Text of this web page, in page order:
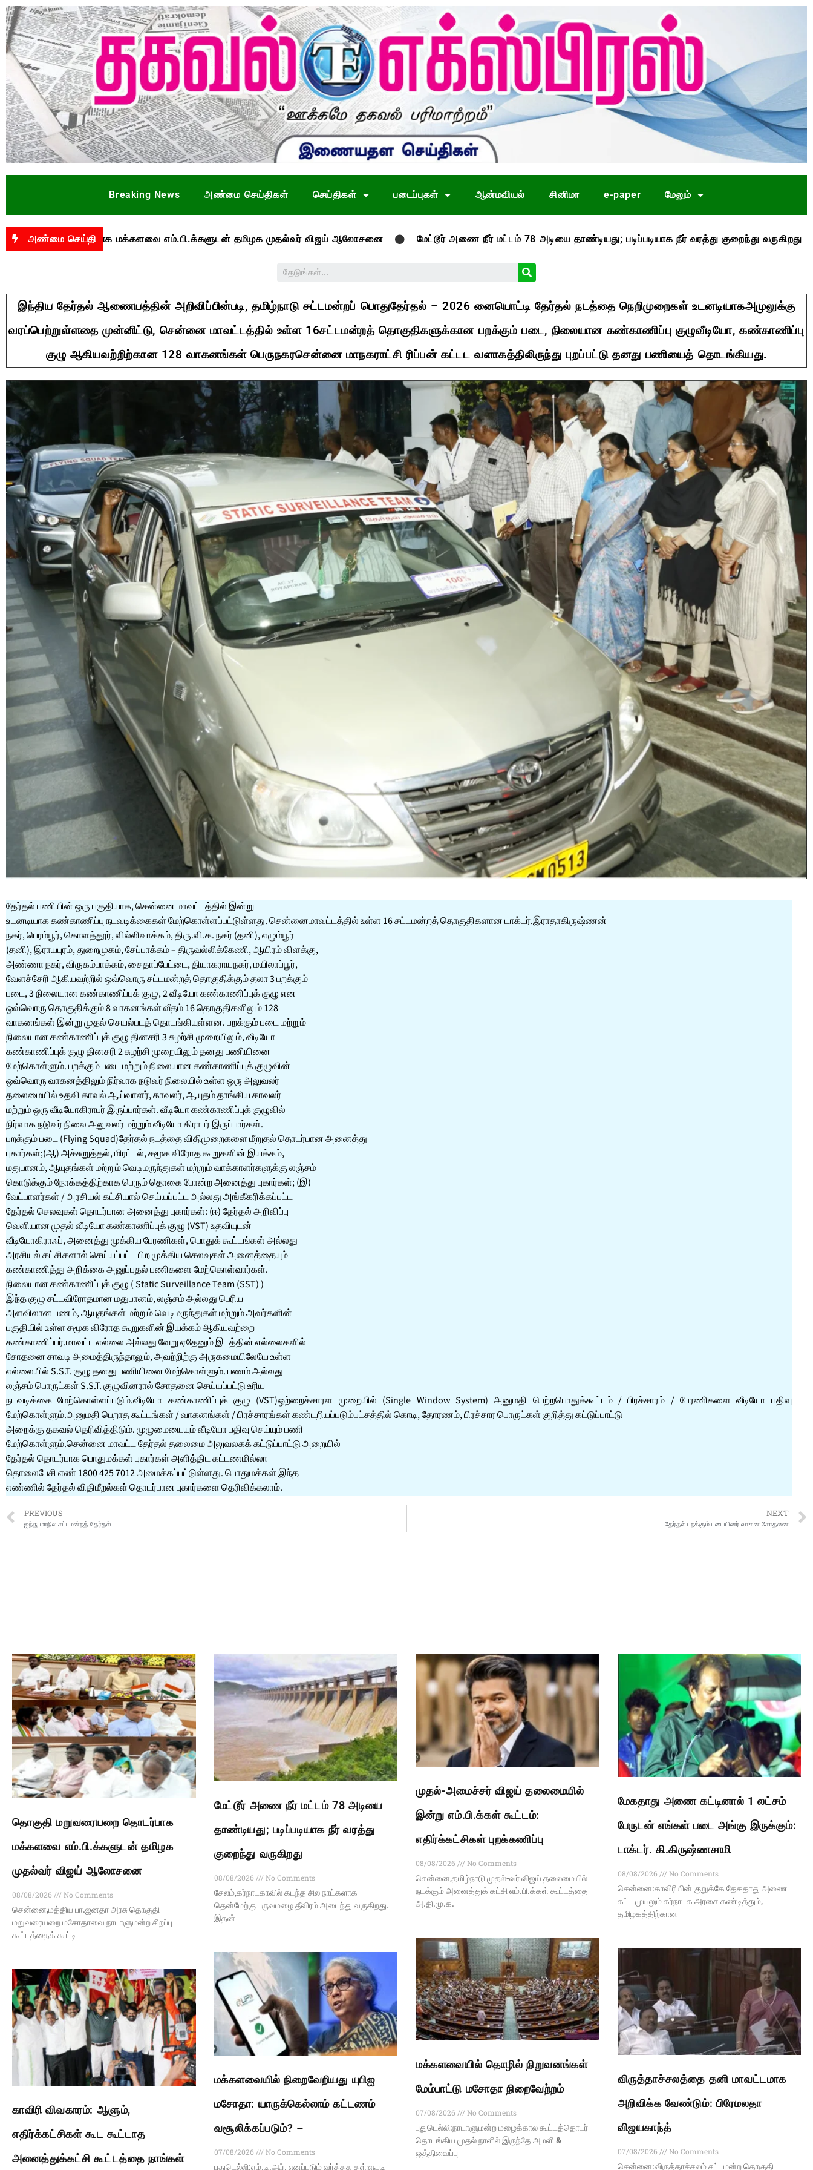
Breaking News அண்மை செய்திகள் செய்திகள் படைப்புகள் ஆன்மவியல் சினிமா e-paper மேலும்
அண்மை செய்தி
தொடர்பாக மக்களவை எம்.பி.க்களுடன் தமிழக முதல்வர் விஜய் ஆலோசனை மேட்டூர் அணை நீர் மட்டம் 78 அடியை தாண்டியது; படிப்படியாக நீர் வரத்து குறைந்து வருகிறது
இந்திய தேர்தல் ஆணையத்தின் அறிவிப்பின்படி, தமிழ்நாடு சட்டமன்றப் பொதுதேர்தல் – 2026 னையொட்டி தேர்தல் நடத்தை நெறிமுறைகள் உடனடியாகஅமுலுக்கு
வரப்பெற்றுள்ளதை முன்னிட்டு, சென்னை மாவட்டத்தில் உள்ள 16சட்டமன்றத் தொகுதிகளுக்கான பறக்கும் படை, நிலையான கண்காணிப்பு குழுவீடியோ, கண்காணிப்பு
குழு ஆகியவற்றிற்கான 128 வாகனங்கள் பெருநகரசென்னை மாநகராட்சி ரிப்பன் கட்டட வளாகத்திலிருந்து புறப்பட்டு தனது பணியைத் தொடங்கியது.
தேர்தல் பணியின் ஒரு பகுதியாக, சென்னை மாவட்டத்தில் இன்று
உடனடியாக கண்காணிப்பு நடவடிக்கைகள் மேற்கொள்ளப்பட்டுள்ளது. சென்னைமாவட்டத்தில் உள்ள 16 சட்டமன்றத் தொகுதிகளான டாக்டர்.இராதாகிருஷ்ணன்
நகர், பெரம்பூர், கொளத்தூர், வில்லிவாக்கம், திரு.வி.க. நகர் (தனி), எழும்பூர்
(தனி), இராயபுரம், துறைமுகம், சேப்பாக்கம் – திருவல்லிக்கேணி, ஆயிரம் விளக்கு,
அண்ணா நகர், விருகம்பாக்கம், சைதாப்பேட்டை, தியாகராயநகர், மயிலாப்பூர்,
வேளச்சேரி ஆகியவற்றில் ஒவ்வொரு சட்டமன்றத் தொகுதிக்கும் தலா 3 பறக்கும்
படை, 3 நிலையான கண்காணிப்புக் குழு, 2 வீடியோ கண்காணிப்புக் குழு என
ஒவ்வொரு தொகுதிக்கும் 8 வாகனங்கள் வீதம் 16 தொகுதிகளிலும் 128
வாகனங்கள் இன்று முதல் செயல்படத் தொடங்கியுள்ளன. பறக்கும் படை மற்றும்
நிலையான கண்காணிப்புக் குழு தினசரி 3 சுழற்சி முறையிலும், வீடியோ
கண்காணிப்புக் குழு தினசரி 2 சுழற்சி முறையிலும் தனது பணியினை
மேற்கொள்ளும். பறக்கும் படை மற்றும் நிலையான கண்காணிப்புக் குழுவின்
ஒவ்வொரு வாகனத்திலும் நிர்வாக நடுவர் நிலையில் உள்ள ஒரு அலுவலர்
தலைமையில் உதவி காவல் ஆய்வாளர், காவலர், ஆயுதம் தாங்கிய காவலர்
மற்றும் ஒரு வீடியோகிராபர் இருப்பார்கள். வீடியோ கண்காணிப்புக் குழுவில்
நிர்வாக நடுவர் நிலை அலுவலர் மற்றும் வீடியோ கிராபர் இருப்பார்கள்.
பறக்கும் படை (Flying Squad)தேர்தல் நடத்தை விதிமுறைகளை மீறுதல் தொடர்பான அனைத்து
புகார்கள்;(ஆ) அச்சுறுத்தல், மிரட்டல், சமூக விரோத கூறுகளின் இயக்கம்,
மதுபானம், ஆயுதங்கள் மற்றும் வெடிமருந்துகள் மற்றும் வாக்காளர்களுக்கு லஞ்சம்
கொடுக்கும் நோக்கத்திற்காக பெரும் தொகை போன்ற அனைத்து புகார்கள்; (இ)
வேட்பாளர்கள் / அரசியல் கட்சியால் செய்யப்பட்ட அல்லது அங்கீகரிக்கப்பட்ட
தேர்தல் செலவுகள் தொடர்பான அனைத்து புகார்கள்: (ஈ) தேர்தல் அறிவிப்பு
வெளியான முதல் வீடியோ கண்காணிப்புக் குழு (VST) உதவியுடன்
வீடியோகிராஃப், அனைத்து முக்கிய பேரணிகள், பொதுக் கூட்டங்கள் அல்லது
அரசியல் கட்சிகளால் செய்யப்பட்ட பிற முக்கிய செலவுகள் அனைத்தையும்
கண்காணித்து அறிக்கை அனுப்புதல் பணிகளை மேற்கொள்வார்கள்.
நிலையான கண்காணிப்புக் குழு ( Static Surveillance Team (SST) )
இந்த குழு சட்டவிரோதமான மதுபானம், லஞ்சம் அல்லது பெரிய
அளவிலான பணம், ஆயுதங்கள் மற்றும் வெடிமருந்துகள் மற்றும் அவர்களின்
பகுதியில் உள்ள சமூக விரோத கூறுகளின் இயக்கம் ஆகியவற்றை
கண்காணிப்பர்.மாவட்ட எல்லை அல்லது வேறு ஏதேனும் இடத்தின் எல்லைகளில்
சோதனை சாவடி அமைத்திருந்தாலும், அவற்றிற்கு அருகமையிலேயே உள்ள
எல்லையில் S.S.T. குழு தனது பணியினை மேற்கொள்ளும். பணம் அல்லது
லஞ்சம் பொருட்கள் S.S.T. குழுவினரால் சோதனை செய்யப்பட்டு உரிய
நடவடிக்கை மேற்கொள்ளப்படும்.வீடியோ கண்காணிப்புக் குழு (VST)ஒற்றைச்சாரள முறையில் (Single Window System) அனுமதி பெற்றபொதுக்கூட்டம் / பிரச்சாரம் / பேரணிகளை வீடியோ பதிவு
மேற்கொள்ளும்.அனுமதி பெறாத கூட்டங்கள் / வாகனங்கள் / பிரச்சாரங்கள் கண்டறியப்படும்பட்சத்தில் கொடி, தோரணம், பிரச்சார பொருட்கள் குறித்து கட்டுப்பாட்டு
அறைக்கு தகவல் தெரிவித்திடும். முழுமையையும் வீடியோ பதிவு செய்யும் பணி
மேற்கொள்ளும்.சென்னை மாவட்ட தேர்தல் தலைமை அலுவலகக் கட்டுப்பாட்டு அறையில்
தேர்தல் தொடர்பாக பொதுமக்கள் புகார்கள் அளித்திட கட்டணமில்லா
தொலைபேசி எண் 1800 425 7012 அமைக்கப்பட்டுள்ளது. பொதுமக்கள் இந்த
எண்ணில் தேர்தல் விதிமீறல்கள் தொடர்பான புகார்களை தெரிவிக்கலாம்.
PREVIOUS
ஐந்து மாநில சட்டமன்றத் தேர்தல்
NEXT
தேர்தல் பறக்கும் படையினர் வாகன சோதனை
தொகுதி மறுவரையறை தொடர்பாக
மக்களவை எம்.பி.க்களுடன் தமிழக
முதல்வர் விஜய் ஆலோசனை
08/08/2026
No Comments
சென்னை,மத்திய பா.ஜனதா அரசு தொகுதி
மறுவரையறை மசோதாவை நாடாளுமன்ற சிறப்பு
கூட்டத்தைக் கூட்டி
மேட்டூர் அணை நீர் மட்டம் 78 அடியை
தாண்டியது; படிப்படியாக நீர் வரத்து
குறைந்து வருகிறது
08/08/2026
No Comments
சேலம்,கர்நாடகாவில் கடந்த சில நாட்களாக
தென்மேற்கு பருவமழை தீவிரம் அடைந்து வருகிறது.
இதன்
முதல்-அமைச்சர் விஜய் தலைமையில்
இன்று எம்.பி.க்கள் கூட்டம்:
எதிர்க்கட்சிகள் புறக்கணிப்பு
08/08/2026
No Comments
சென்னை,தமிழ்நாடு முதல்-வர் விஜய் தலைமையில்
நடக்கும் அனைத்துக் கட்சி எம்.பி.க்கள் கூட்டத்தை
அ.தி.மு.க.
மேகதாது அணை கட்டினால் 1 லட்சம்
பேருடன் எங்கள் படை அங்கு இருக்கும்:
டாக்டர். கி.கிருஷ்ணசாமி
08/08/2026
No Comments
சென்னை:காவிரியின் குறுக்கே தேகதாது அணை
கட்ட முயலும் கர்நாடக அரசை கண்டித்தும்,
தமிழகத்திற்கான
காவிரி விவகாரம்: ஆளும்,
எதிர்க்கட்சிகள் கூட கூட்டாத
அனைத்துக்கட்சி கூட்டத்தை நாங்கள்
மக்களவையில் நிறைவேறியது யுபிஐ
மசோதா: யாருக்கெல்லாம் கட்டணம்
வசூலிக்கப்படும்? –
07/08/2026
No Comments
புதுடெல்லி:எம்.டி.ஆர். எனப்படும் வர்த்தக தள்ளுபடி
மக்களவையில் தொழில் நிறுவனங்கள்
மேம்பாட்டு மசோதா நிறைவேற்றம்
07/08/2026
No Comments
புதுடெல்லி:நாடாளுமன்ற மழைக்கால கூட்டத்தொடர்
தொடங்கிய முதல் நாளில் இருந்தே அமளி &
ஒத்திவைப்பு
விருத்தாச்சலத்தை தனி மாவட்டமாக
அறிவிக்க வேண்டும்: பிரேமலதா
விஜயகாந்த்
07/08/2026
No Comments
சென்னை:விருத்தாச்சலம் சட்டமன்ற தொகுதி